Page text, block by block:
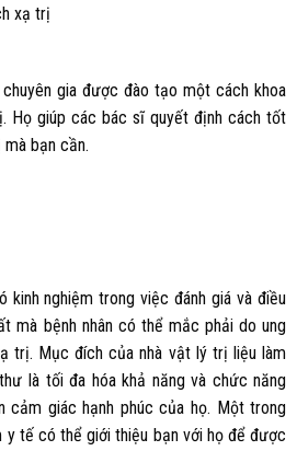
xạ trị
chuyên gia được đào tạo một cách khoa
Họ giúp các bác sĩ quyết định cách tốt
bạn cần.
kinh nghiệm trong việc đánh giá và điều
mà bệnh nhân có thể mắc phải do ung
trị. Mục đích của nhà vật lý trị liệu làm
là tối đa hóa khả năng và chức năng
cảm giác hạnh phúc của họ. Một trong
y tế có thể giới thiệu bạn với họ để được